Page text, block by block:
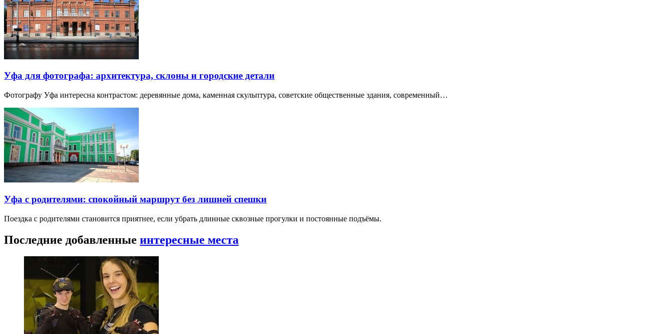
Уфа для фотографа: архитектура, склоны и городские детали
Фотографу Уфа интересна контрастом: деревянные дома, каменная скульптура, советские общественные здания, современный…
Уфа с родителями: спокойный маршрут без лишней спешки
Поездка с родителями становится приятнее, если убрать длинные сквозные прогулки и постоянные подъёмы.
Последние добавленные интересные места